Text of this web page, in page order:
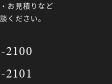
お見積りなど
ください。
2100
2101